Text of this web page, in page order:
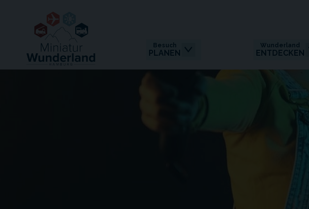
Besuch
PLANEN
Wunderland
ENTDECKEN